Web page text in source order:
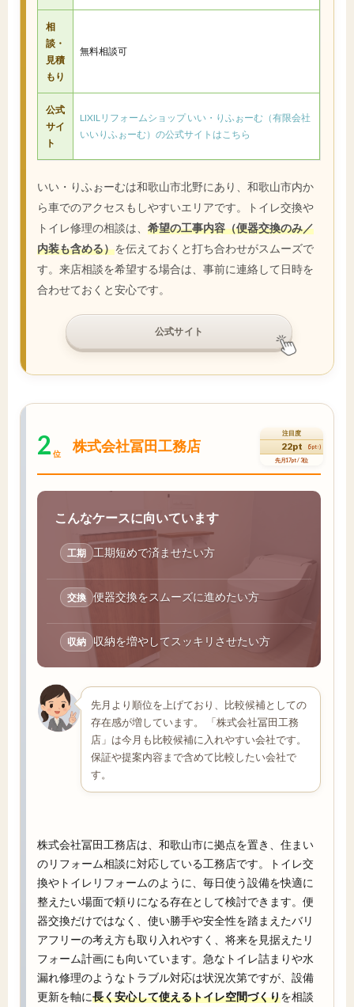
相
談・
見積
もり
無料相談可
公式
サイ
ト
LIXILリフォームショップ いい・りふぉーむ（有限会社
いいりふぉーむ）の公式サイトはこちら
いい・りふぉーむは和歌山市北野にあり、和歌山市内か
ら車でのアクセスもしやすいエリアです。トイレ交換や
トイレ修理の相談は、 希望の工事内容（便器交換のみ／
内装も含める）を伝えておくと打ち合わせがスムーズで
す。来店相談を希望する場合は、事前に連絡して日時を
合わせておくと安心です。
公式サイト
2 位 株式会社冨田工務店
注目度
22pt (5pt↑)
先月17pt / 3位
こんなケースに向いています
工期 工期短めで済ませたい方
交換 便器交換をスムーズに進めたい方
収納 収納を増やしてスッキリさせたい方
先月より順位を上げており、比較候補としての
存在感が増しています。 「株式会社冨田工務
店」は今月も比較候補に入れやすい会社です。
保証や提案内容まで含めて比較したい会社で
す。
株式会社冨田工務店は、和歌山市に拠点を置き、住まい
のリフォーム相談に対応している工務店です。トイレ交
換やトイレリフォームのように、毎日使う設備を快適に
整えたい場面で頼りになる存在として検討できます。便
器交換だけではなく、使い勝手や安全性を踏まえたバリ
アフリーの考え方も取り入れやすく、将来を見据えたリ
フォーム計画にも向いています。急なトイレ詰まりや水
漏れ修理のようなトラブル対応は状況次第ですが、設備
更新を軸に長く安心して使えるトイレ空間づくりを相談